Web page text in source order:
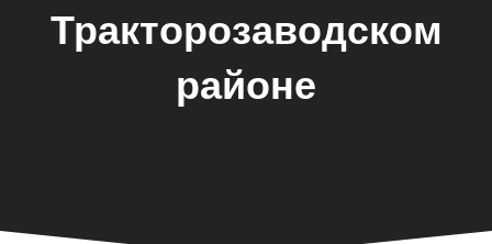
Тракторозаводском
районе